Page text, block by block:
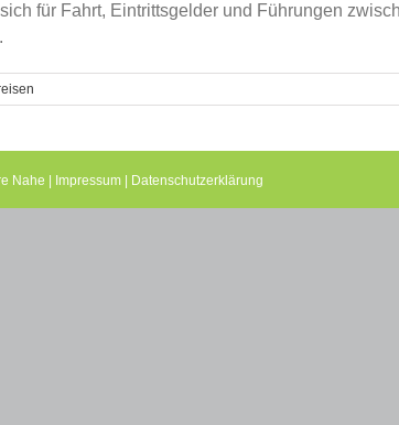
für Fahrt, Eintrittsgelder und Führungen
Nahe | Impressum Datenschutzerklärung